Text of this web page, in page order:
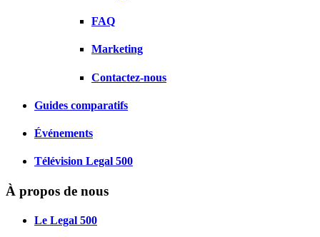
FAQ
Marketing
Contactez-nous
Guides comparatifs
Événements
Télévision Legal 500
À propos de nous
Le Legal 500